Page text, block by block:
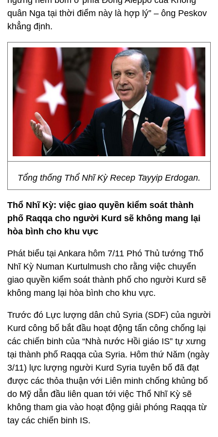
quân Nga tại thời điểm này là hợp lý” – ông Peskov
khẳng định.
Tổng thống Thổ Nhĩ Kỳ Recep Tayyip Erdogan.
Thổ Nhĩ Kỳ: việc giao quyền kiểm soát thành
phố Raqqa cho người Kurd sẽ không mang lại
hòa bình cho khu vực
Phát biểu tại Ankara hôm 7/11 Phó Thủ tướng Thổ
Nhĩ Kỳ Numan Kurtulmush cho rằng việc chuyển
giao quyền kiểm soát thành phố cho người Kurd sẽ
không mang lại hòa bình cho khu vực.
Trước đó Lực lượng dân chủ Syria (SDF) của người
Kurd công bố bắt đầu hoạt động tấn công chống lại
các chiến binh của “Nhà nước Hồi giáo IS” tự xưng
tại thành phố Raqqa của Syria. Hôm thứ Năm (ngày
3/11) lực lượng người Kurd Syria tuyên bố đã đạt
được các thỏa thuận với Liên minh chống khủng bố
do Mỹ dẫn đầu liên quan tới việc Thổ Nhĩ Kỳ sẽ
không tham gia vào hoạt động giải phóng Raqqa từ
tay các chiến binh IS.